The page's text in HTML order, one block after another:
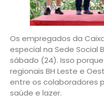
Os empregados da
especial na Sede Social
sábado (24). Isso
regionais BH Leste e
entre os colaboradores
saúde e lazer.